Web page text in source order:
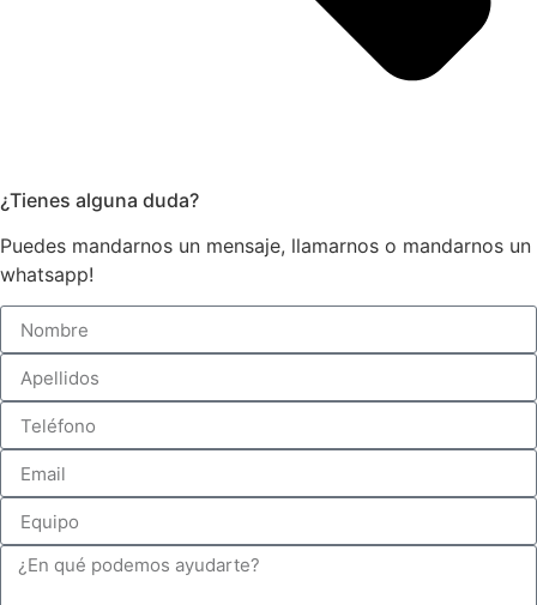
¿Tienes alguna duda?
Puedes mandarnos un mensaje, llamarnos o mandarnos un
whatsapp!